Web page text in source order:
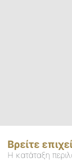
Βρείτε
Η κατάταξη